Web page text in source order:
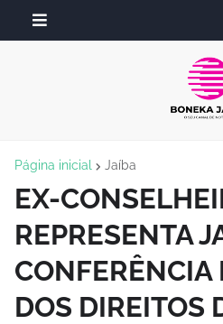
Página inicial Jaíba
EX-
REPRESENTA
DOS DIREITOS